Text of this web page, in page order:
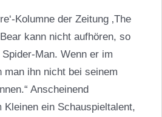
Kolumne der Zeitung ‚The
kann nicht aufhören, so
Man. Wenn er im
man ihn nicht bei seinem
Anscheinend
ein Schauspieltalent,